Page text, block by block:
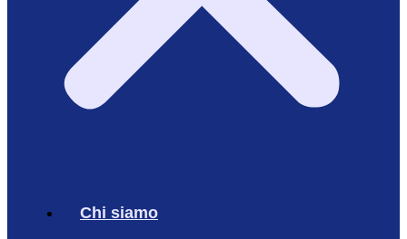
Chi siamo